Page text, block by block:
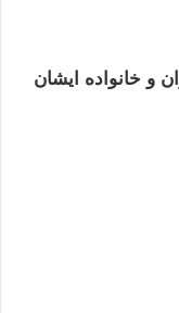
و خانواده ایشان